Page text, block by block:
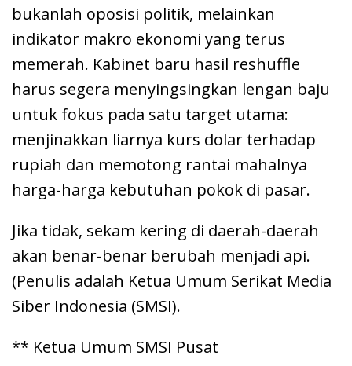
bukanlah oposisi politik, melainkan
indikator makro ekonomi yang terus
memerah. Kabinet baru hasil reshuffle
harus segera menyingsingkan lengan baju
untuk fokus pada satu target utama:
menjinakkan liarnya kurs dolar terhadap
rupiah dan memotong rantai mahalnya
harga-harga kebutuhan pokok di pasar.
Jika tidak, sekam kering di daerah-daerah
akan benar-benar berubah menjadi api.
(Penulis adalah Ketua Umum Serikat Media
Siber Indonesia (SMSI).
** Ketua Umum SMSI Pusat